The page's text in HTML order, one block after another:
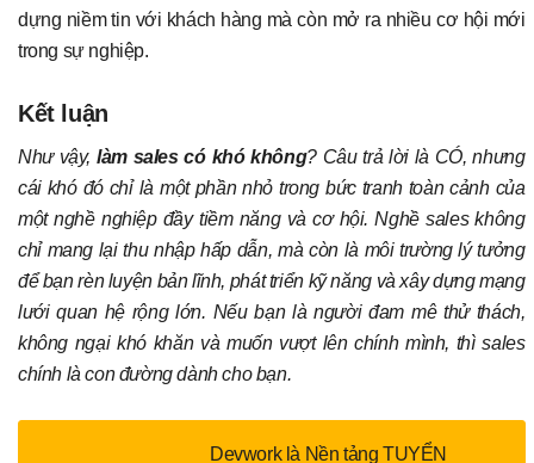
dựng niềm tin với khách hàng mà còn mở ra nhiều cơ hội mới
trong sự nghiệp.
Kết luận
Như vậy, làm sales có khó không? Câu trả lời là CÓ, nhưng
cái khó đó chỉ là một phần nhỏ trong bức tranh toàn cảnh của
một nghề nghiệp đầy tiềm năng và cơ hội. Nghề sales không
chỉ mang lại thu nhập hấp dẫn, mà còn là môi trường lý tưởng
để bạn rèn luyện bản lĩnh, phát triển kỹ năng và xây dựng mạng
lưới quan hệ rộng lớn. Nếu bạn là người đam mê thử thách,
không ngại khó khăn và muốn vượt lên chính mình, thì sales
chính là con đường dành cho bạn.
Devwork là Nền tảng TUYỂN